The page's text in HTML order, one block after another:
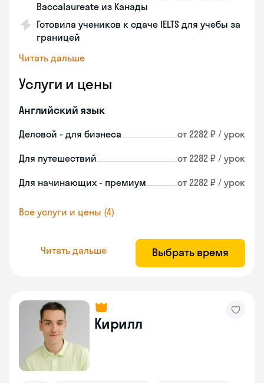
Baccalaureate из Канады
Готовила учеников к сдаче IELTS для учебы за
границей
Читать дальше
Услуги и цены
Английский язык
Деловой - для бизнеса от 2282 ₽ / урок
Для путешествий от 2282 ₽ / урок
Для начинающих - премиум от 2282 ₽ / урок
Все услуги и цены (4)
Читать дальше Выбрать время
Кирилл